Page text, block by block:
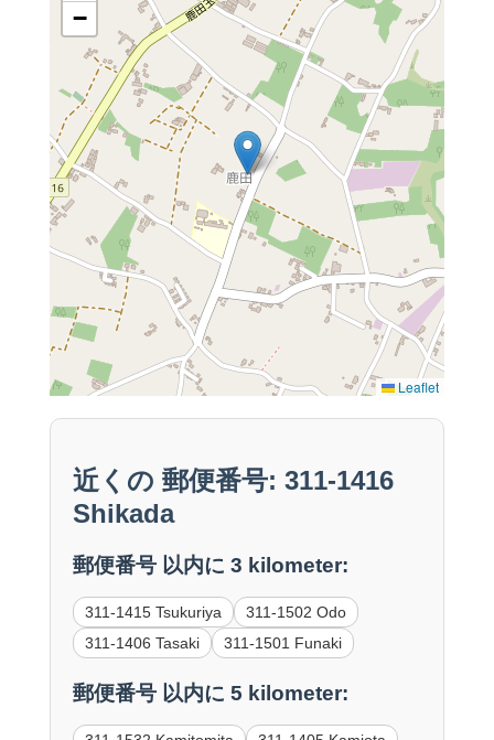
−
Leaflet
近くの 郵便番号: 311-1416
Shikada
郵便番号 以内に 3 kilometer:
311-1415 Tsukuriya
311-1502 Odo
311-1406 Tasaki
311-1501 Funaki
郵便番号 以内に 5 kilometer: